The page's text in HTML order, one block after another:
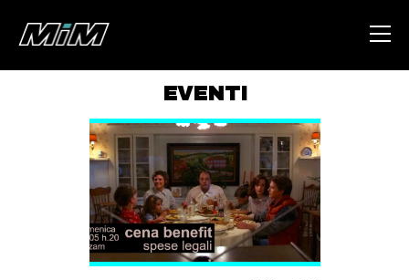
ABOUT
AREA
DEGENERAZIONE
GAZA FREESTYLE
EVENTI